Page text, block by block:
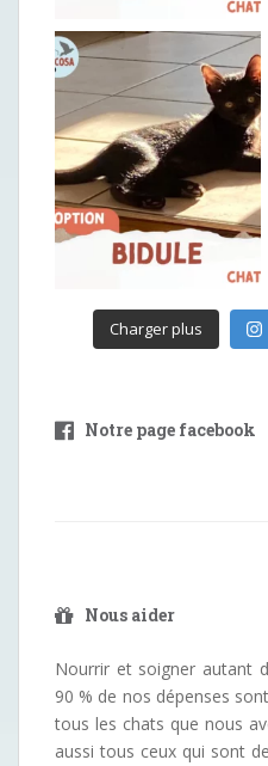
Charger plus
Notre page facebook
Nous aider
Nourrir et soigner autant
90 % de nos dépenses
tous les chats que nous
aussi tous ceux qui sont